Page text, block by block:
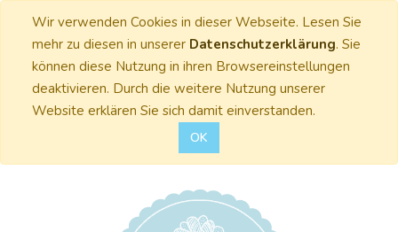
Wir verwenden Cookies in dieser Webseite. Lesen Sie
mehr zu diesen in unserer Datenschutzerklärung. Sie
können diese Nutzung in ihren Browsereinstellungen
deaktivieren. Durch die weitere Nutzung unserer
Website erklären Sie sich damit einverstanden.
OK